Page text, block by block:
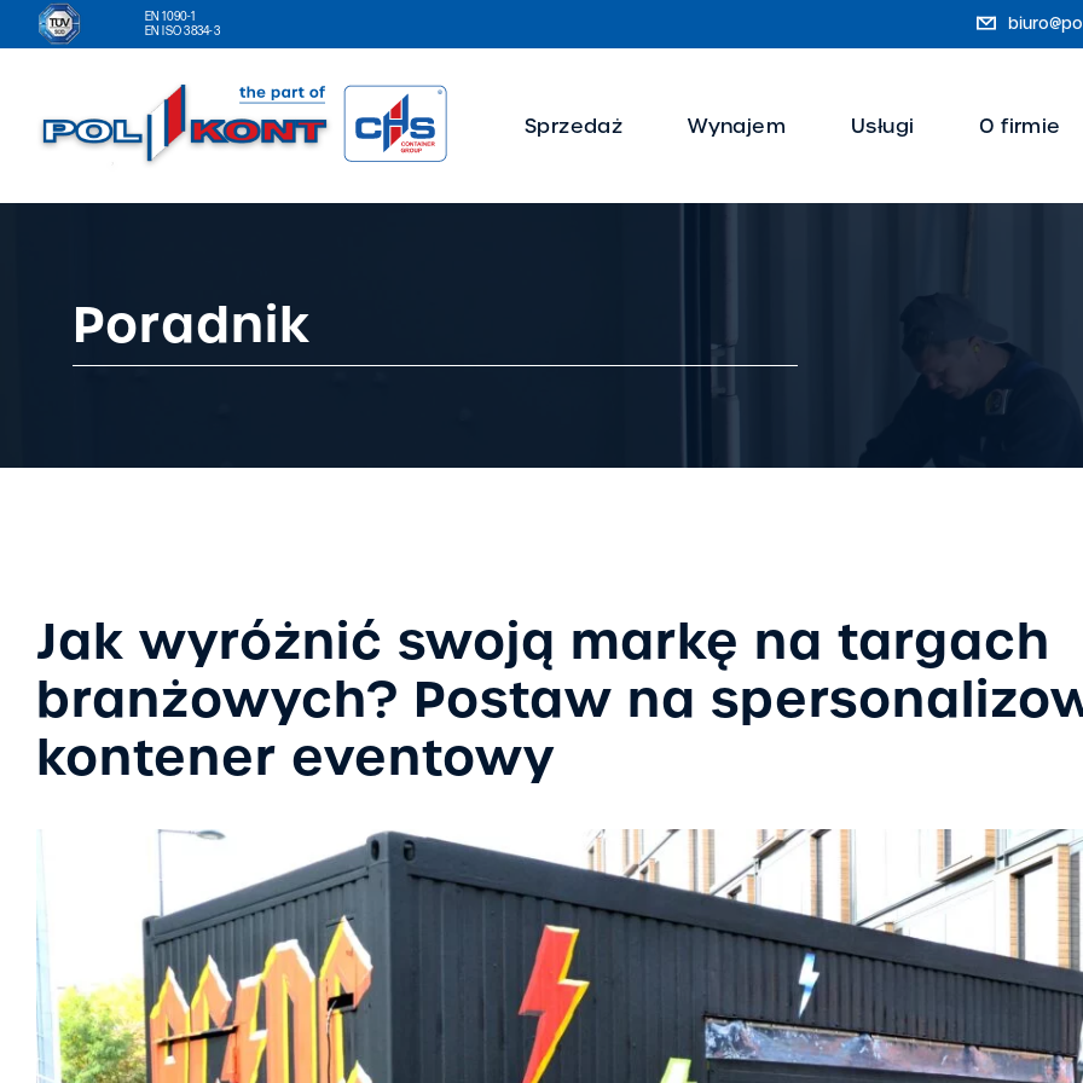
EN 1090-1
EN ISO 3834-3
Sprzedaż Wynajem Usługi O firmie
Poradnik
Jak wyróżnić swoją markę na targach
branżowych? Postaw na
kontener eventowy